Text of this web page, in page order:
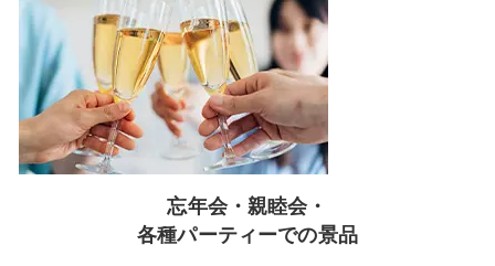
忘年会・親睦会・
各種パーティーでの景品